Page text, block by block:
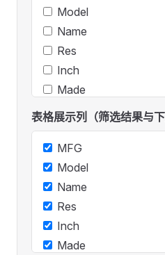
Model
Name
Res
Inch
Made
ID
表格展示列（筛选结果与
MFG
Model
Name
Res
Inch
Made